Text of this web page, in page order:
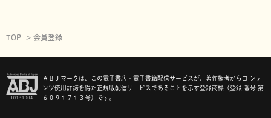
TOP 会員登録
ＡＢＪマークは、この電子書店・電子書籍配信サービスが、著作権者からコ ンテ
ンツ使用許諾を得た正規版配信サービスであることを示す登録商標（登録 番号 第
６０９１７１３号）です。